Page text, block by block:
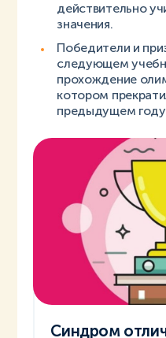
действительно
значения.
Победители и
следующем
прохождение
котором
предыдущем
Синдром